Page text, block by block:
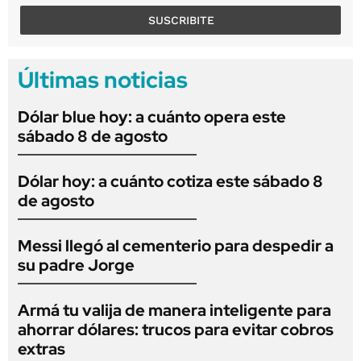
SUSCRIBITE
Últimas noticias
Dólar blue hoy: a cuánto opera este
sábado 8 de agosto
Dólar hoy: a cuánto cotiza este sábado 8
de agosto
Messi llegó al cementerio para despedir a
su padre Jorge
Armá tu valija de manera inteligente para
ahorrar dólares: trucos para evitar cobros
extras